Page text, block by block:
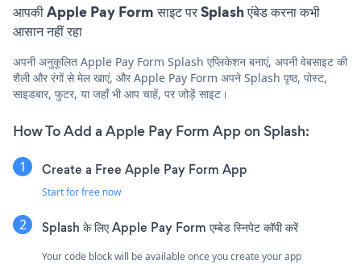
आपकी Apple Pay Form साइट पर Splash एंबेड करना कभी
आसान नहीं रहा
अपनी अनुकूलित Apple Pay Form Splash एप्लिकेशन बनाएं, अपनी वेबसाइट की
शैली और रंगों से मेल खाएं, और Apple Pay Form अपने Splash पृष्ठ, पोस्ट,
साइडबार, फुटर, या जहाँ भी आप चाहें, पर जोड़ें साइट।
How To Add a Apple Pay Form App on Splash:
Create a Free Apple Pay Form App
Start for free now
Splash के लिए Apple Pay Form एम्बेड स्निपेट कॉपी करें
Your code block will be available once you create your app